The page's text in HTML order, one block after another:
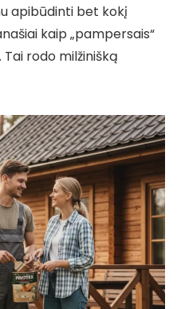
apibūdinti bet kokį
kaip „pampersais“
rodo milžinišką